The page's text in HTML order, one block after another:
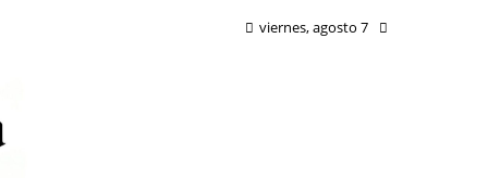
viernes, agosto 7